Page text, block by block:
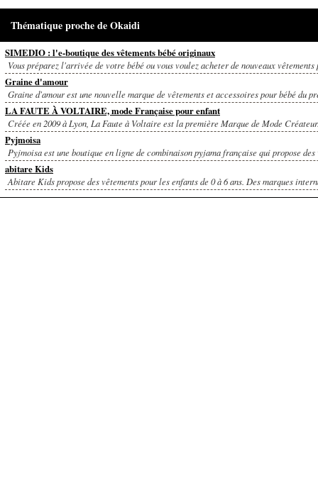
Thématique proche de Okaidi
SIMEDIO : l'e-boutique des vêtements bébé originaux
Vous préparez l'arrivée de votre bébé ou vous voulez acheter de nouveaux vêtements
Graine d'amour
Graine d'amour est une nouvelle marque de vêtements et accessoires pour bébé du
LA FAUTE À VOLTAIRE, mode Française pour enfant
Créée en 2009 à Lyon, La Faute à Voltaire est la première Marque de Mode
Pyjmoisa
Pyjmoisa est une boutique en ligne de combinaison pyjama française qui propose des
abitare Kids
Abitare Kids propose des vêtements pour les enfants de 0 à 6 ans. Des marques